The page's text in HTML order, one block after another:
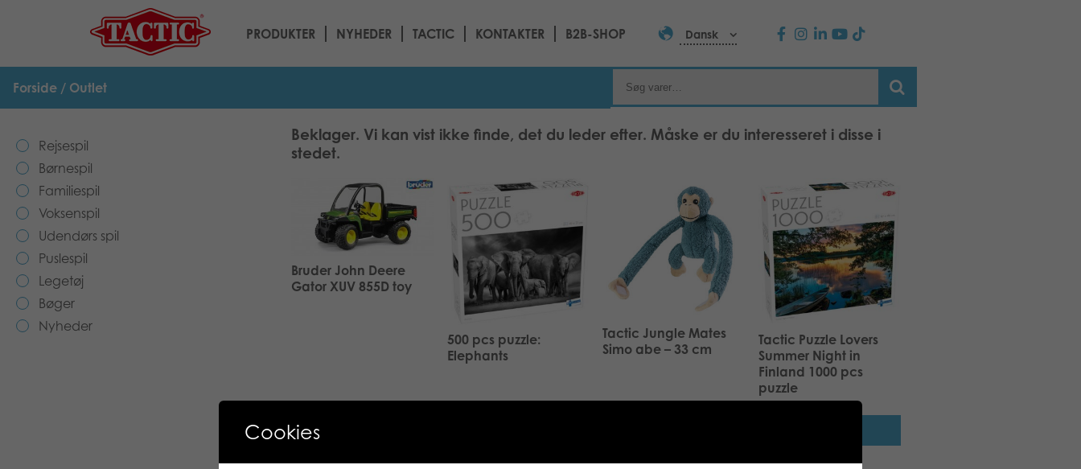
PRODUKTER NYHEDER TACTIC KONTAKTER B2B-SHOP Dansk
Forside / Outlet
Rejsespil
Børnespil
Familiespil
Voksenspil
Udendørs spil
Puslespil
Legetøj
Bøger
Nyheder
Beklager. Vi kan vist ikke finde, det du leder efter. Måske er du interesseret i disse i
stedet.
Bruder John Deere
Gator XUV 855D toy
500 pcs puzzle:
Elephants
Tactic Jungle Mates
Simo abe – 33 cm
Tactic Puzzle Lovers
Summer Night in
Finland 1000 pcs
puzzle
Cookies